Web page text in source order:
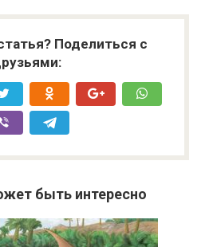
Поделиться с
быть интересно